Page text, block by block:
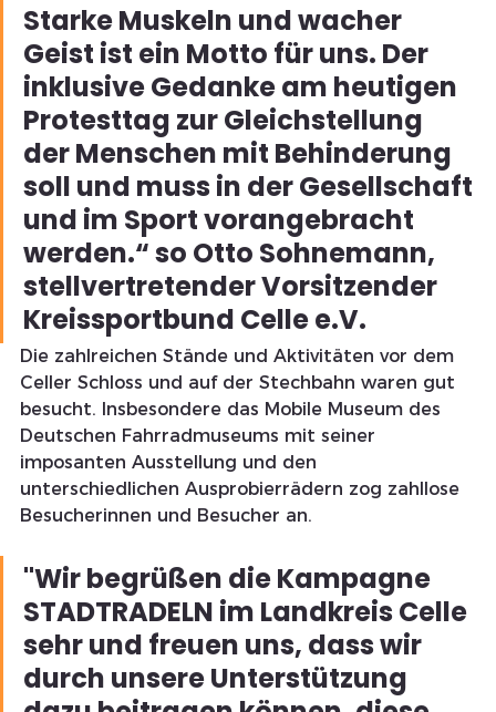
Starke Muskeln und wacher
Geist ist ein Motto für uns. Der
inklusive Gedanke am heutigen
Protesttag zur Gleichstellung
der Menschen mit Behinderung
soll und muss in der Gesellschaft
und im Sport vorangebracht
werden.“ so Otto Sohnemann,
stellvertretender Vorsitzender
Kreissportbund Celle e.V.
Die zahlreichen Stände und Aktivitäten vor dem
Celler Schloss und auf der Stechbahn waren gut
besucht. Insbesondere das Mobile Museum des
Deutschen Fahrradmuseums mit seiner
imposanten Ausstellung und den
unterschiedlichen Ausprobierrädern zog zahllose
Besucherinnen und Besucher an.
"Wir begrüßen die Kampagne
STADTRADELN im Landkreis Celle
sehr und freuen uns, dass wir
durch unsere Unterstützung